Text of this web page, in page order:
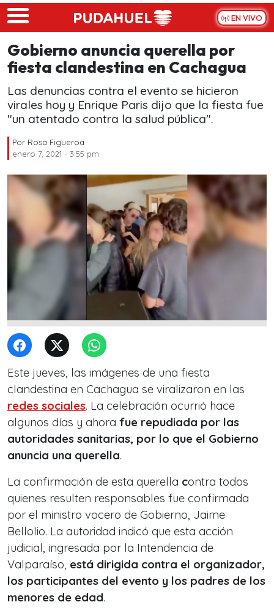
Skip to main content
EN VIVO
Gobierno anuncia querella por
fiesta clandestina en Cachagua
Las denuncias contra el evento se hicieron
virales hoy y Enrique Paris dijo que la fiesta fue
"un atentado contra la salud pública".
Por Rosa Figueroa
enero 7, 2021 - 3:55 pm
Este jueves, las imágenes de una fiesta
clandestina en Cachagua se viralizaron en las
redes sociales. La celebración ocurrió hace
algunos días y ahora fue repudiada por las
autoridades sanitarias, por lo que el Gobierno
anuncia una querella.
La confirmación de esta querella contra todos
quienes resulten responsables fue confirmada
por el ministro vocero de Gobierno, Jaime
Bellolio. La autoridad indicó que esta acción
judicial, ingresada por la Intendencia de
Valparaíso, está dirigida contra el organizador,
los participantes del evento y los padres de los
menores de edad.